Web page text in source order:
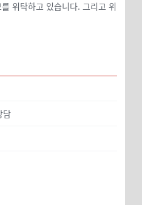
위탁하고 있습니다. 그리고 위
담